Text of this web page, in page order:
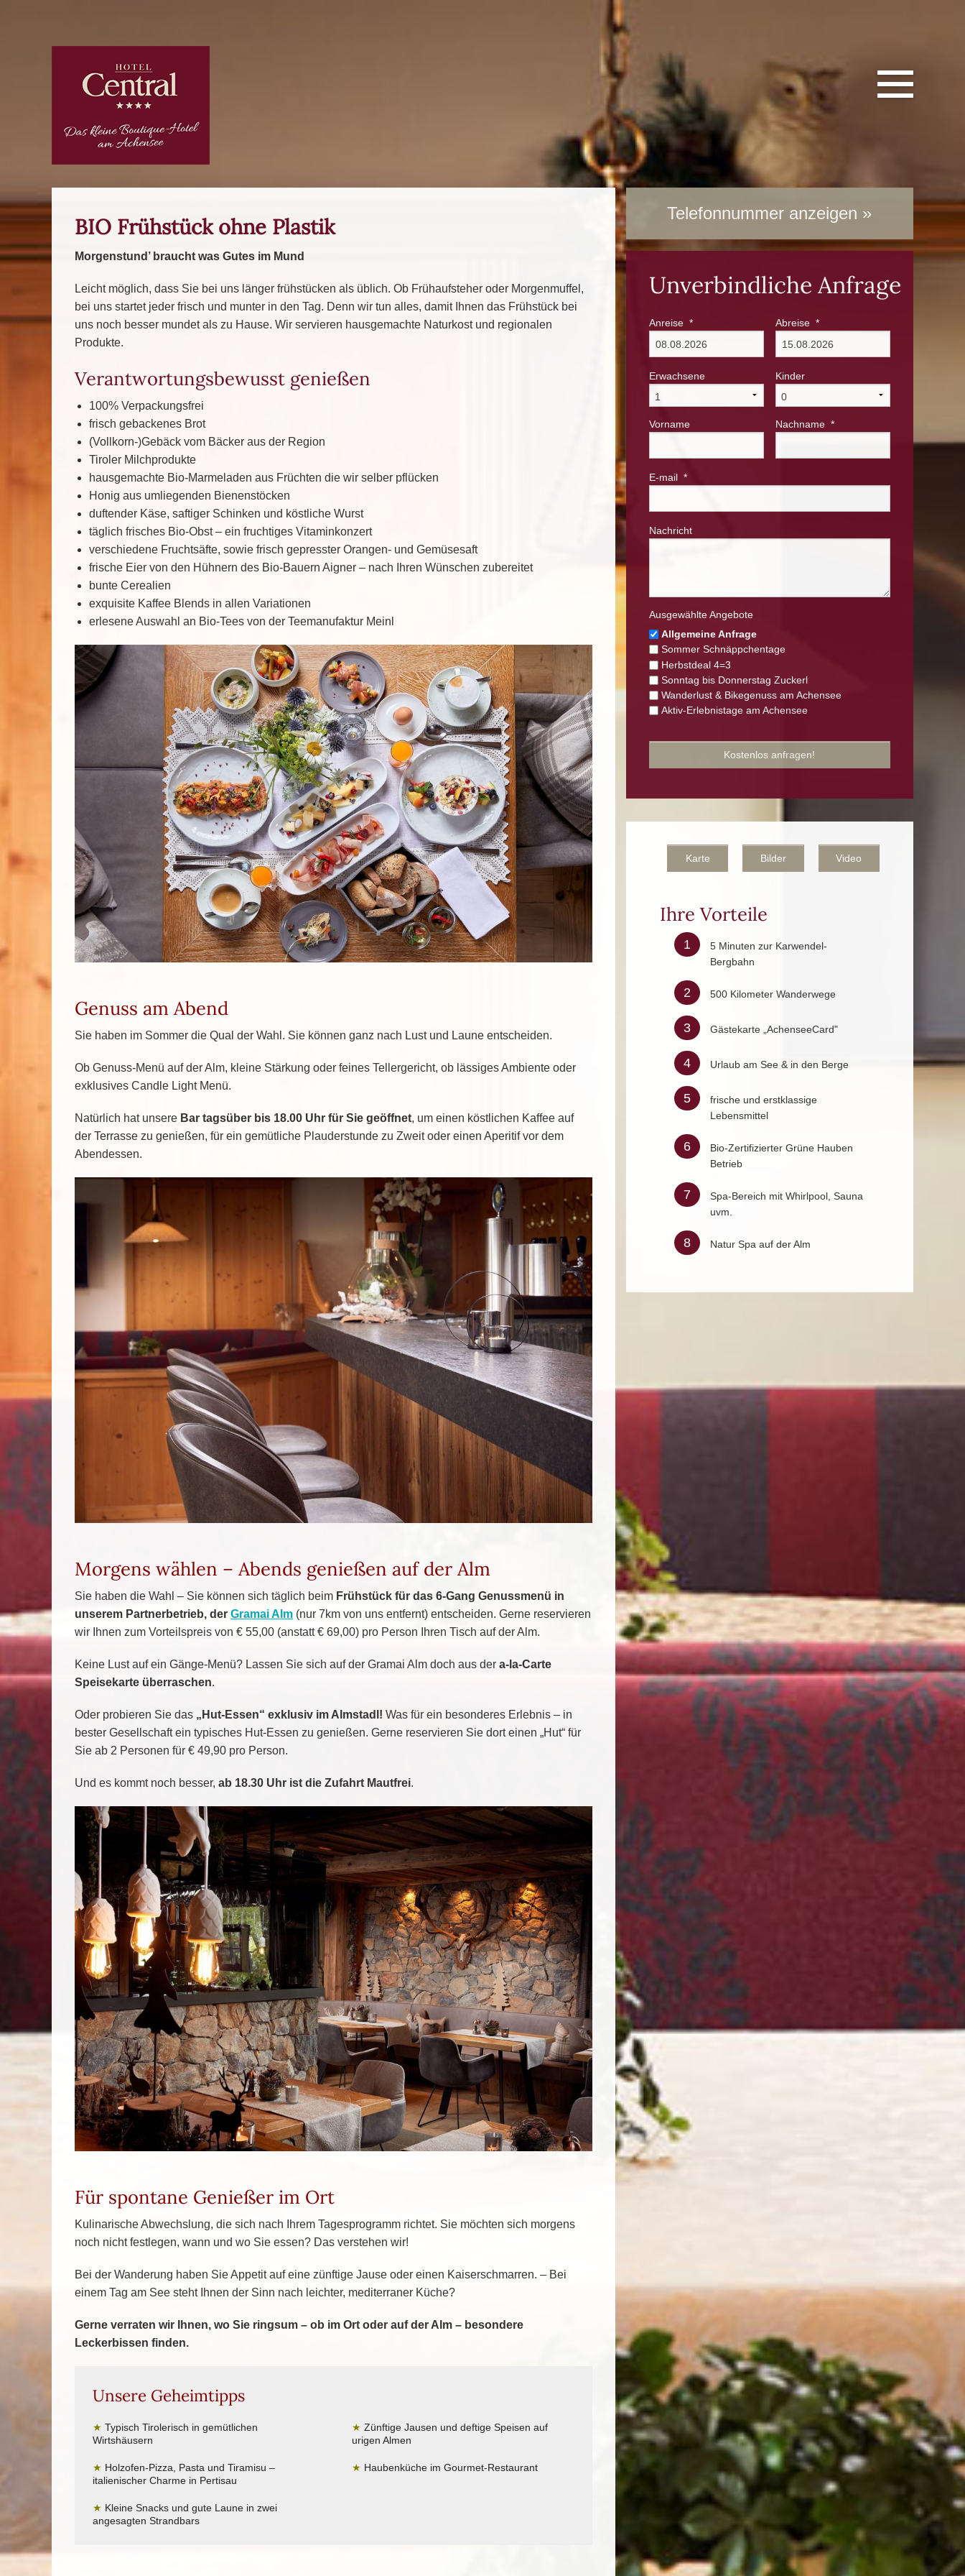
BIO Frühstück ohne Plastik
Morgenstund’ braucht was Gutes im Mund
Leicht möglich, dass Sie bei uns länger frühstücken als üblich. Ob Frühaufsteher oder Morgenmuffel,
bei uns startet jeder frisch und munter in den Tag. Denn wir tun alles, damit Ihnen das Frühstück bei
uns noch besser mundet als zu Hause. Wir servieren hausgemachte Naturkost und regionalen
Produkte.
Verantwortungsbewusst genießen
100% Verpackungsfrei
frisch gebackenes Brot
(Vollkorn-)Gebäck vom Bäcker aus der Region
Tiroler Milchprodukte
hausgemachte Bio-Marmeladen aus Früchten die wir selber pflücken
Honig aus umliegenden Bienenstöcken
duftender Käse, saftiger Schinken und köstliche Wurst
täglich frisches Bio-Obst – ein fruchtiges Vitaminkonzert
verschiedene Fruchtsäfte, sowie frisch gepresster Orangen- und Gemüsesaft
frische Eier von den Hühnern des Bio-Bauern Aigner – nach Ihren Wünschen zubereitet
bunte Cerealien
exquisite Kaffee Blends in allen Variationen
erlesene Auswahl an Bio-Tees von der Teemanufaktur Meinl
Genuss am Abend
Sie haben im Sommer die Qual der Wahl. Sie können ganz nach Lust und Laune entscheiden.
Ob Genuss-Menü auf der Alm, kleine Stärkung oder feines Tellergericht, ob lässiges Ambiente oder
exklusives Candle Light Menü.
Natürlich hat unsere Bar tagsüber bis 18.00 Uhr für Sie geöffnet, um einen köstlichen Kaffee auf
der Terrasse zu genießen, für ein gemütliche Plauderstunde zu Zweit oder einen Aperitif vor dem
Abendessen.
Morgens wählen – Abends genießen auf der Alm
Sie haben die Wahl – Sie können sich täglich beim Frühstück für das 6-Gang Genussmenü in
unserem Partnerbetrieb, der Gramai Alm (nur 7km von uns entfernt) entscheiden. Gerne reservieren
wir Ihnen zum Vorteilspreis von € 55,00 (anstatt € 69,00) pro Person Ihren Tisch auf der Alm.
Keine Lust auf ein Gänge-Menü? Lassen Sie sich auf der Gramai Alm doch aus der a-la-Carte
Speisekarte überraschen.
Oder probieren Sie das „Hut-Essen“ exklusiv im Almstadl! Was für ein besonderes Erlebnis – in
bester Gesellschaft ein typisches Hut-Essen zu genießen. Gerne reservieren Sie dort einen „Hut“ für
Sie ab 2 Personen für € 49,90 pro Person.
Und es kommt noch besser, ab 18.30 Uhr ist die Zufahrt Mautfrei.
Für spontane Genießer im Ort
Kulinarische Abwechslung, die sich nach Ihrem Tagesprogramm richtet. Sie möchten sich morgens
noch nicht festlegen, wann und wo Sie essen? Das verstehen wir!
Bei der Wanderung haben Sie Appetit auf eine zünftige Jause oder einen Kaiserschmarren. – Bei
einem Tag am See steht Ihnen der Sinn nach leichter, mediterraner Küche?
Gerne verraten wir Ihnen, wo Sie ringsum – ob im Ort oder auf der Alm – besondere
Leckerbissen finden.
Unsere Geheimtipps
★ Typisch Tirolerisch in gemütlichen
Wirtshäusern
★ Zünftige Jausen und deftige Speisen auf
urigen Almen
★ Holzofen-Pizza, Pasta und Tiramisu –
italienischer Charme in Pertisau
★ Haubenküche im Gourmet-Restaurant
★ Kleine Snacks und gute Laune in zwei
angesagten Strandbars
Telefonnummer anzeigen
+43 5243 4394
Unverbindliche Anfrage
Anreise * Abreise *
Erwachsene Kinder
Vorname Nachname *
E-mail *
Nachricht
Ausgewählte Angebote
Allgemeine Anfrage
Sommer Schnäppchentage
Herbstdeal 4=3
Sonntag bis Donnerstag Zuckerl
Wanderlust & Bikegenuss am Achensee
Aktiv-Erlebnistage am Achensee
Karte Bilder Video
Ihre Vorteile
1
5 Minuten zur Karwendel-
Bergbahn
2 500 Kilometer Wanderwege
3 Gästekarte „AchenseeCard"
4 Urlaub am See & in den Berge
5
frische und erstklassige
Lebensmittel
6
Bio-Zertifizierter Grüne Hauben
Betrieb
7
Spa-Bereich mit Whirlpool, Sauna
uvm.
8 Natur Spa auf der Alm